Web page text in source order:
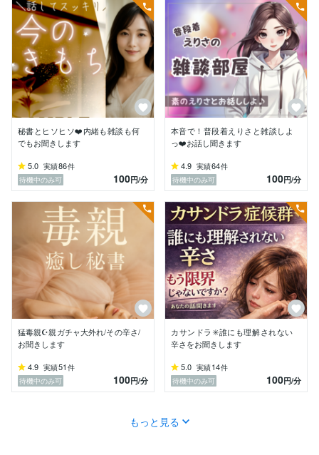
ボロ
だからか、身体に異常がないのにあちこちが超激痛にな
る症状に長年苦しみました。
最近なんと病名が医学会で判明し「脳が原因ない箇所に
痛みを作ってしまう症状」
と解明されました。
自己否定だった故、選んでしまったモラ夫
否定され続ける日々なのに周りにはセレブと言われカサ
ンドラ症候群
それでも「子どもを命懸けで守り続けて」過ごし
秘書として多くの経営者・官僚・管理職の方々と接して
います。
その中で公私の悩みを打ち明けられる事が多く、
「安心して本音を話せる」「気持ちがラクになった」
等のお声を日々頂いています。
「今、ここで、あなたの気持ちに寄り添うこと」をモッ
トーに
エンジェルカードで占ってお助けもしてきました。
どんな言葉でもOK
ここで、あなたのペースで安心して吐き出して
❤️ 根本的に変われるのは、自分自身、でもその一歩に
寄り添う人が必要な時もあります。」
ここにたどり着いてくださったご縁を♡
あなたは本来の自分を信じて
✳️明るい未来へ向かって幸せになっちゃいませんか。
秘書とヒソヒソ❤️内緒も雑談も何
でもお聞きします
5.0 実績86件
待機中のみ可
100円/分
本音で！普段着えりさと雑談しよ
っ❤️お話し聞きます
4.9 実績64件
待機中のみ可
100円/分
猛毒親☪️親ガチャ大外れ/その辛さ/
お聞きします
4.9 実績51 件
待機中のみ可
100円/分
カサンドラ✳️誰にも理解されない
辛さをお聞きします
5.0 実績14件
待機中のみ可
100円/分
もっと見る